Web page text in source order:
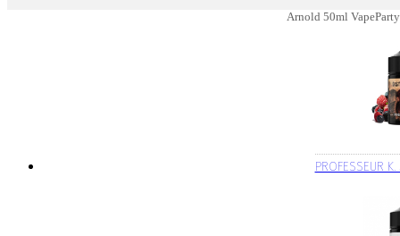
Arnold 50ml
PROFESSEUR